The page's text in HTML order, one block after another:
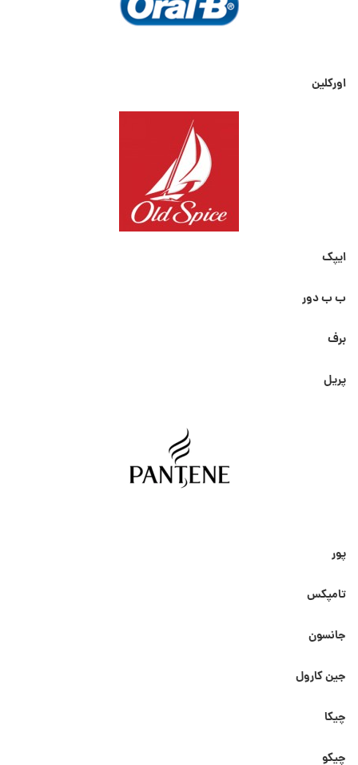
اورکلین
ایپک
ب ب دور
برف
پریل
پور
تامپکس
جانسون
جین کارول
چیکا
چیکو